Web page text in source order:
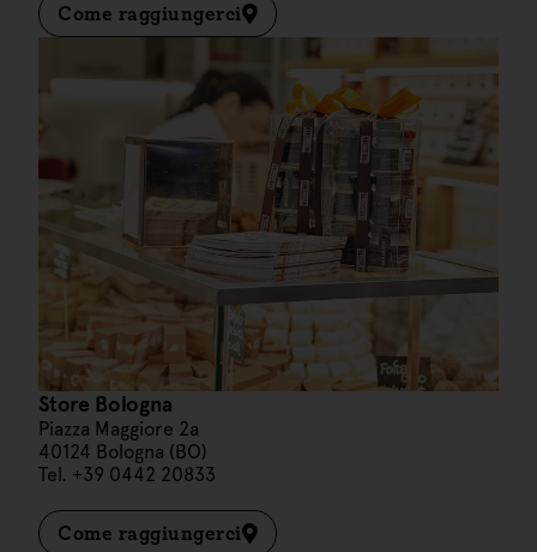
Come raggiungerci
Store Bologna
Piazza Maggiore 2a
40124 Bologna (BO)
Tel. +39 0442 20833
Come raggiungerci